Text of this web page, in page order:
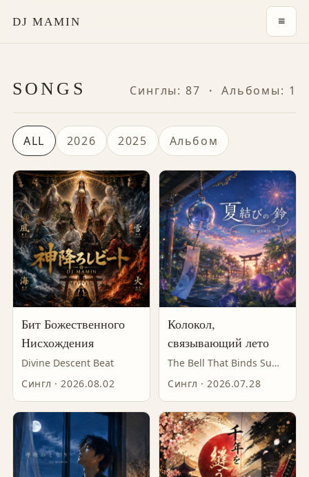
DJ MAMIN ≡
SONGS Синглы: 87 ・ Альбомы: 1
ALL 2026 2025 Альбом
Бит Божественного
Нисхождения
Divine Descent Beat
Сингл · 2026.08.02
Колокол,
связывающий лето
The Bell That Binds Summer
Сингл · 2026.07.28